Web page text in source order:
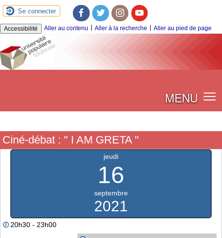
Se connecter
FacebookTwitter InstagramYoutube
Accessibilité Aller au contenu | Aller à la recherche | Aller au pied de page
MENU
Ciné-débat : " I AM GRETA "
jeudi
16
septembre
2021
20h30 - 23h00